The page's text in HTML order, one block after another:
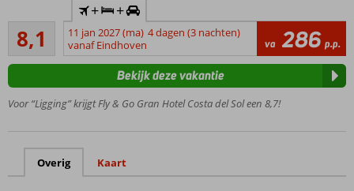
Direct
aan het
strand
Vlak bij
La Cala
de Mijas
Perfecte
8,1
Zeer goed
264
beoordelingen
+ +
11 jan 2027 (ma) 4 dagen (3 nachten)
vanaf Eindhoven
va 286 p.p.
Voor “Ligging” krijgt Fly & Go Gran Hotel Costa del Sol een 8,7!
Bekijk deze vakantie
Overig Kaart